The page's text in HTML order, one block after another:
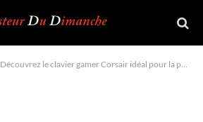
Découvrez le clavier gamer Corsair idéal pour la performance